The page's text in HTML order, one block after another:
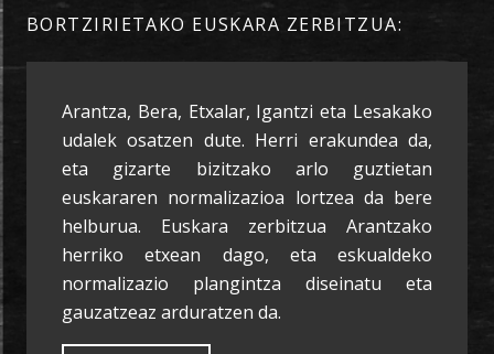
BORTZIRIETAKO EUSKARA ZERBITZUA:
Arantza, Bera, Etxalar, Igantzi eta Lesakako
udalek osatzen dute. Herri erakundea da,
eta gizarte bizitzako arlo guztietan
euskararen normalizazioa lortzea da bere
helburua. Euskara zerbitzua Arantzako
herriko etxean dago, eta eskualdeko
normalizazio plangintza diseinatu eta
gauzatzeaz arduratzen da.